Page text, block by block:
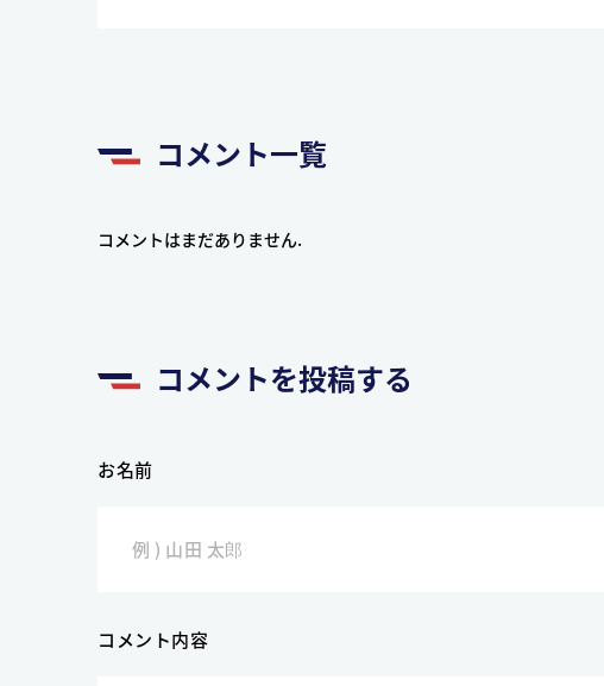
コメント一覧
コメントはまだありません.
コメントを投稿する
お名前
コメント内容